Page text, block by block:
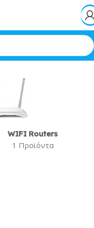
& Other
WIFI Routers
1 Προϊόντα